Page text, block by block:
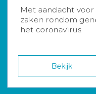
Met aandacht
zaken rondom
het coronavirus.
Bekijk